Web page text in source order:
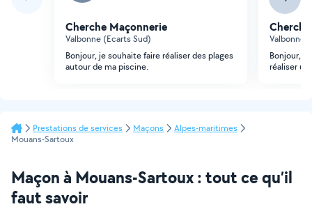
Cherche Maçonnerie
Valbonne (Ecarts Sud)
Bonjour, je souhaite faire réaliser des plages
autour de ma piscine.
Valbonne
Bonjour,
réaliser
Prestations de services Maçons
Alpes-maritimes
Mouans-Sartoux
Maçon à Mouans-Sartoux : tout ce qu’il
faut savoir